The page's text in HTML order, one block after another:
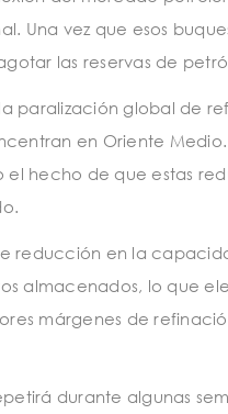
Una vez que esos
las reservas de
paralización global de
en Oriente
el hecho de que estas
reducción en la
almacenados, lo que
márgenes de
durante algunas